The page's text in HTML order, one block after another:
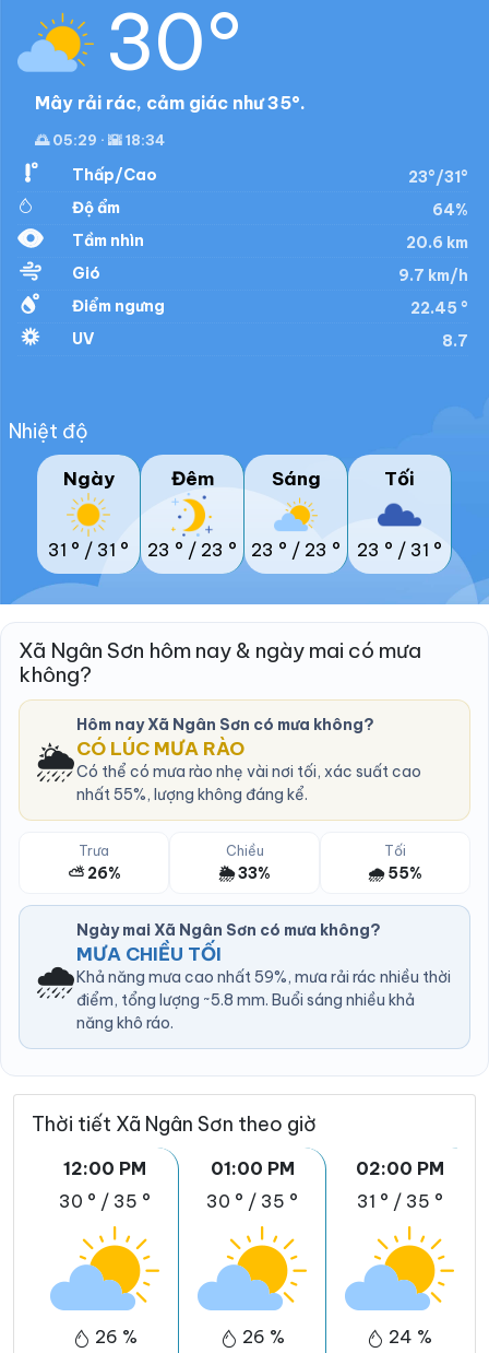
30°
Mây rải rác, cảm giác như 35°.
🌅 05:29 · 🌇 18:34
Thấp/Cao
23°/31°
Độ ẩm
64%
Tầm nhìn
20.6 km
Gió
9.7 km/h
Điểm ngưng
22.45 °
UV
8.7
Nhiệt độ
Ngày
31 ° / 31 °
Đêm
23 ° / 23 °
Sáng
23 ° / 23 °
Tối
23 ° / 31 °
Xã Ngân Sơn hôm nay & ngày mai có mưa
không?
🌦️
Hôm nay Xã Ngân Sơn có mưa không?
CÓ LÚC MƯA RÀO
Có thể có mưa rào nhẹ vài nơi tối, xác suất cao
nhất 55%, lượng không đáng kể.
Trưa
⛅ 26%
Chiều
🌦️ 33%
Tối
🌧️ 55%
🌧️
Ngày mai Xã Ngân Sơn có mưa không?
MƯA CHIỀU TỐI
Khả năng mưa cao nhất 59%, mưa rải rác nhiều thời
điểm, tổng lượng ~5.8 mm. Buổi sáng nhiều khả
năng khô ráo.
Thời tiết Xã Ngân Sơn theo giờ
12:00 PM
30 ° / 35 °
26 %
01:00 PM
30 ° / 35 °
26 %
02:00 PM
31 ° / 35 °
24 %